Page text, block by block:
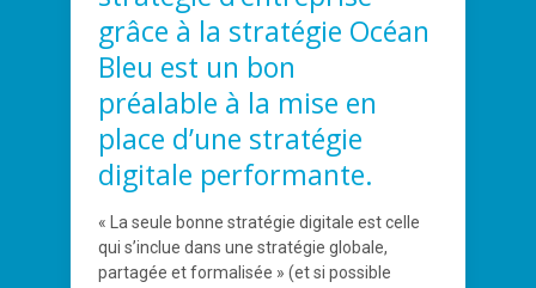
grâce à la stratégie Océan
Bleu est un bon
préalable à la mise en
place d’une stratégie
digitale performante.
« La seule bonne stratégie digitale est celle
qui s’inclue dans une stratégie globale,
partagée et formalisée » (et si possible